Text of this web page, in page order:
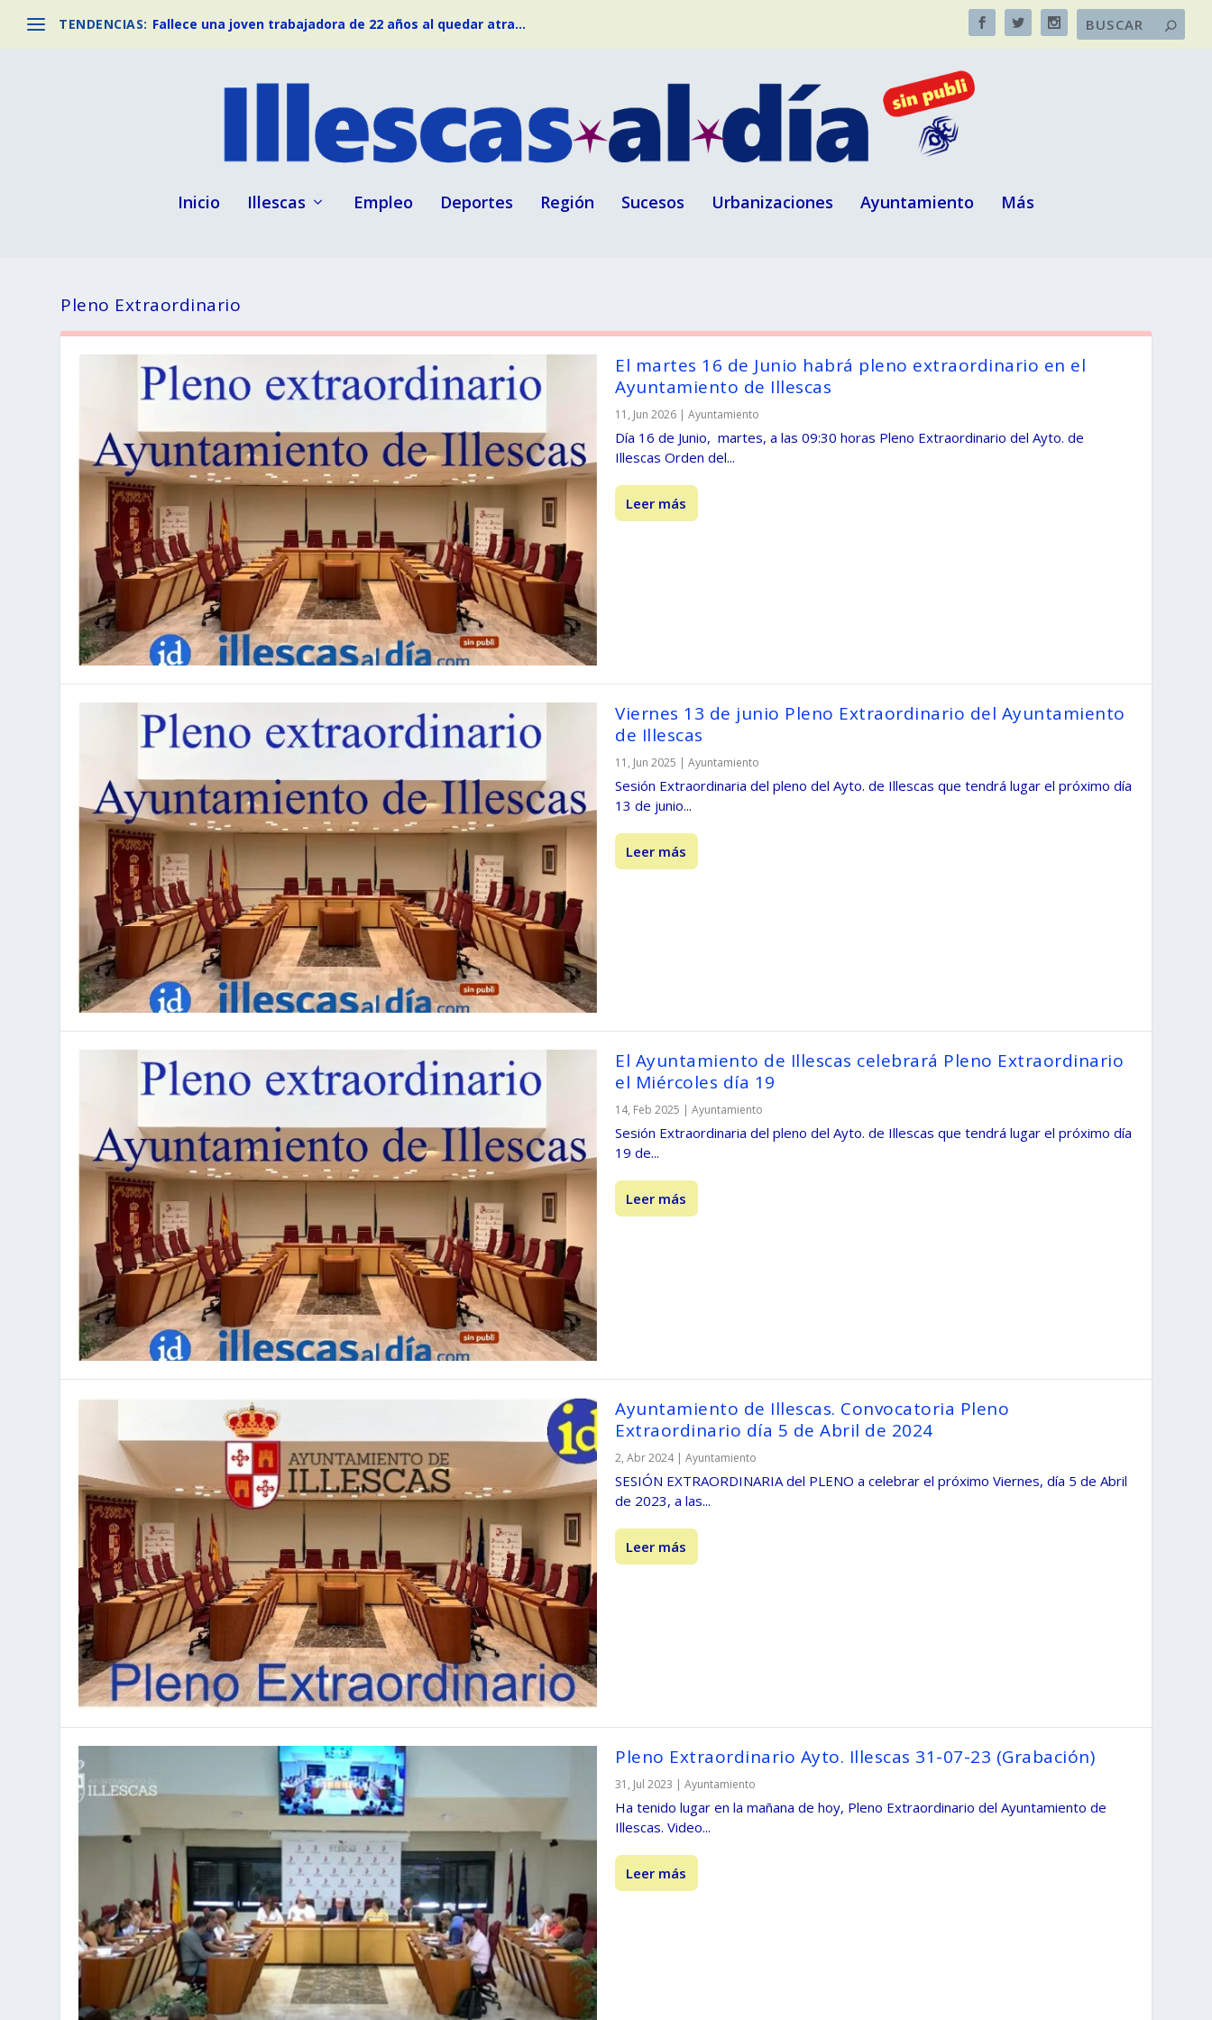
TENDENCIAS: Fallece una joven trabajadora de 22 años al quedar atra...
Inicio Illescas Empleo Deportes Región Sucesos Urbanizaciones Ayuntamiento Más
Pleno Extraordinario
El martes 16 de Junio habrá pleno extraordinario en el
Ayuntamiento de Illescas
11, Jun 2026 | Ayuntamiento
Día 16 de Junio, martes, a las 09:30 horas Pleno Extraordinario del Ayto. de
Illescas Orden del...
Leer más
Viernes 13 de junio Pleno Extraordinario del Ayuntamiento
de Illescas
11, Jun 2025 | Ayuntamiento
Sesión Extraordinaria del pleno del Ayto. de Illescas que tendrá lugar el próximo día
13 de junio...
Leer más
El Ayuntamiento de Illescas celebrará Pleno Extraordinario
el Miércoles día 19
14, Feb 2025 | Ayuntamiento
Sesión Extraordinaria del pleno del Ayto. de Illescas que tendrá lugar el próximo día
19 de...
Leer más
Ayuntamiento de Illescas. Convocatoria Pleno
Extraordinario día 5 de Abril de 2024
2, Abr 2024| Ayuntamiento
SESIÓN EXTRAORDINARIA del PLENO a celebrar el próximo Viernes, día 5 de Abril
de 2023, a las...
Leer más
Pleno Extraordinario Ayto. Illescas 31-07-23 (Grabación)
31, Jul 2023 | Ayuntamiento
Ha tenido lugar en la mañana de hoy, Pleno Extraordinario del Ayuntamiento de
Illescas. Video...
Leer más